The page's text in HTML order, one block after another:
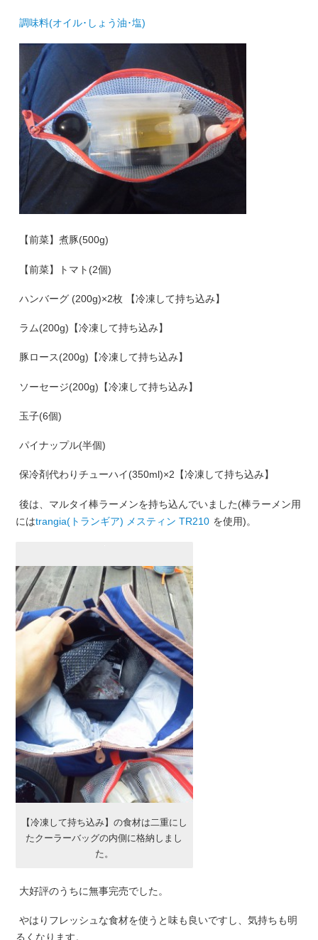
調味料(オイル･しょう油･塩)
【前菜】煮豚(500g)
【前菜】トマト(2個)
ハンバーグ (200g)×2枚 【冷凍して持ち込み】
ラム(200g)【冷凍して持ち込み】
豚ロース(200g)【冷凍して持ち込み】
ソーセージ(200g)【冷凍して持ち込み】
玉子(6個)
パイナップル(半個)
保冷剤代わりチューハイ(350ml)×2【冷凍して持ち込み】
後は、マルタイ棒ラーメンを持ち込んでいました(棒ラーメン用
にはtrangia(トランギア) メスティン TR210 を使用)。
【冷凍して持ち込み】の食材は二重にし
たクーラーバッグの内側に格納しまし
た。
大好評のうちに無事完売でした。
やはりフレッシュな食材を使うと味も良いですし、気持ちも明
るくなります。